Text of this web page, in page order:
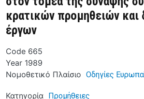
κρατικών προμηθειών και
έργων
Code 665
Year 1989
Νομοθετικό Πλαίσιο Οδηγίες
Κατηγορία Προμήθειες